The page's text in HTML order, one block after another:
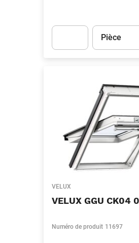
Unité
Pièce
VELUX
VELUX GGU CK04
Numéro de produit 11697